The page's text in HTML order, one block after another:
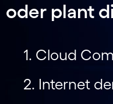
oder plant
1. Cloud
2. Internet